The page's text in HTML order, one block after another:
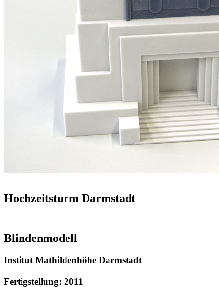
Hochzeitsturm Darmstadt
Blindenmodell
Institut Mathildenhöhe Darmstadt
Fertigstellung: 2011